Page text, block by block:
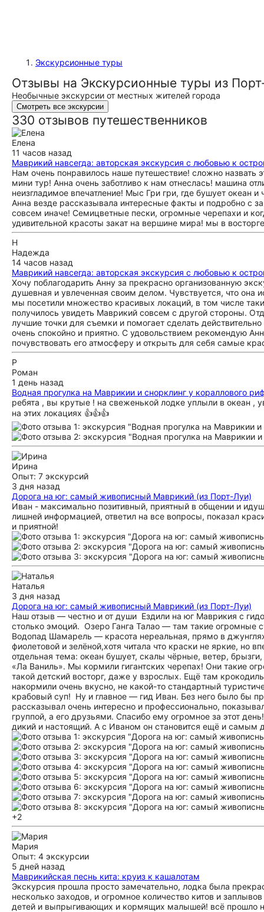
Экскурсионные туры
Отзывы на Экскурсионные туры из
Необычные экскурсии от местных жителей города
Смотреть все экскурсии
330 отзывов путешественников
Елена
11 часов назад
Маврикий навсегда: авторская экскурсия с любовью к
Нам очень понравилось наше путешествие! сложно назвать
мини тур! Анна очень заботливо к нам отнеслась! машина
неизгладимое впечатление! Мыс Гри гри, где бушует океан
Анна везде рассказывала интересные факты и подробно с
совсем иначе! Семицветные пески, огромные черепахи и
удивительной красоты закат на вершине мира! мы в
Н
Надежда
14 часов назад
Маврикий навсегда: авторская экскурсия с любовью к
Хочу поблагодарить Анну за прекрасно организованную
душевная и увлеченная своим делом. Чувствуется, что она
мы посетили множество красивых локаций, в том числе
получилось увидеть Маврикий совсем с другой стороны.
лучшие точки для съемки и помогает сделать
очень спокойно и приятно. С удовольствием рекомендую
почувствовать его атмосферу и открыть для себя самые
Р
Роман
1 день назад
Водная прогулка на Маврикии и снорклинг у кораллового
ребята , вы крутые ! на свеженькой лодке уплыли в океан ,
на этих локациях 👍👍👍
Ирина
Опыт: 7 экскурсий
3 дня назад
Дорога на юг: самый живописный Маврикий (из Порт-Луи)
Иван - максимально позитивный, приятный в общении и
лишней информацией, ответил на все вопросы, показал
и приятной!
Наталья
3 дня назад
Дорога на юг: самый живописный Маврикий (из Порт-Луи)
‎Наш отзыв — честно и от души ‎ ‎Ездили на юг Маврикия с
столько эмоций. ‎ ‎Озеро Ганга Талао — там такие огромные
‎Водопад Шамарель — красота нереальная, прямо в
фиолетовой и зелёной,хотя читала что краски не яркие, но
отдельная тема: океан бушует, скалы чёрные, ветер,
«Ла Ваниль». Мы кормили гигантских черепах! Они такие
такой детский восторг, даже у взрослых. Ещё там
накормили очень вкусно, не какой-то стандартный
крабовый суп! ‎ ‎Ну и главное — гид Иван. Без него было бы
рассказывал очень интересно и профессионально,
группой, а его друзьями. Спасибо ему огромное за этот
дикий и настоящий. А с Иваном он становится ещё и
+2
Мария
Опыт: 4 экскурсии
5 дней назад
Маврикийская песнь кита: круиз к кашалотам
Экскурсия прошла просто замечательно, лодка была
несколько заходов, и огромное количество китов и
детей и выпрыгивающих и кормящих малышей! всё прошло